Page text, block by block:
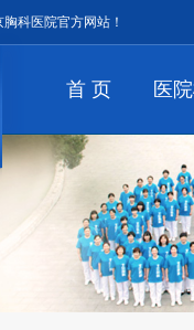
科医院官方网站！
首 页 医